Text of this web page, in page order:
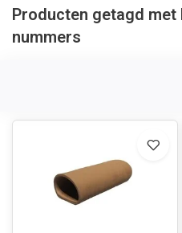
Producten getagd met
nummers